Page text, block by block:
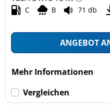
C B 71 db
ANGEBOT
Mehr Informationen
Vergleichen